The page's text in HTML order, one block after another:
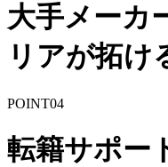
大手メーカ
リアが拓け
POINT04
転籍サポー